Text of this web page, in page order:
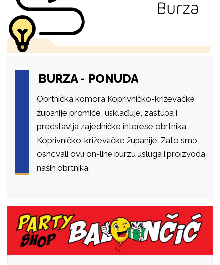
BURZA - PONUDA
Obrtnička komora Koprivničko-križevačke
županije promiče, usklađuje, zastupa i
predstavlja zajedničke interese obrtnika
Koprivničko-križevačke županije. Zato smo
osnovali ovu on-line burzu usluga i proizvoda
naših obrtnika.